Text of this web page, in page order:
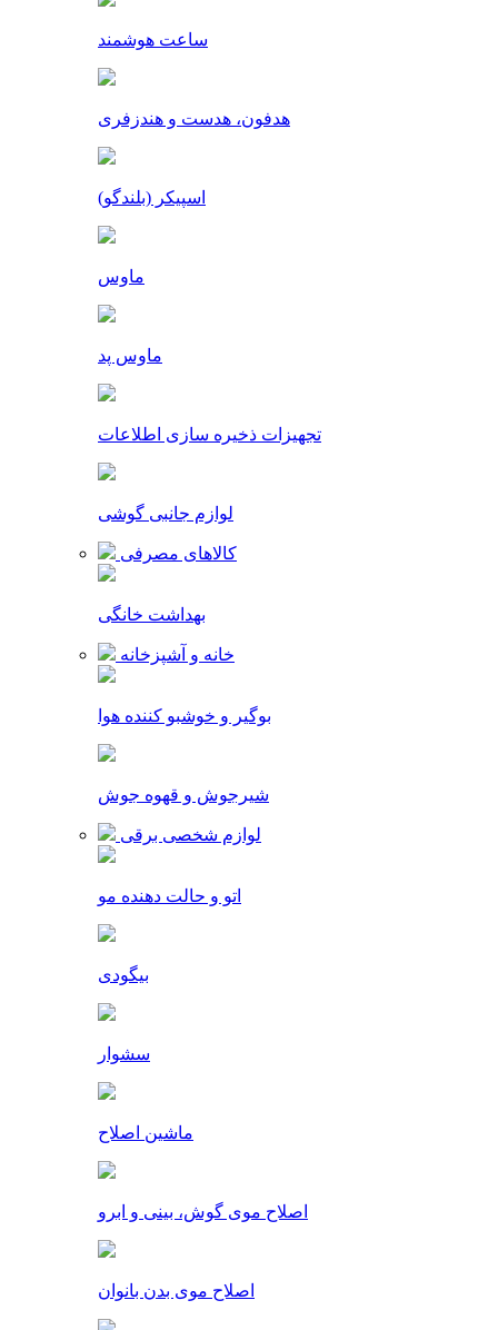
ساعت هوشمند
هدفون، هدست و هندزفری
اسپیکر (بلندگو)
ماوس
ماوس پد
تجهیزات ذخیره سازی اطلاعات
لوازم جانبی گوشی
کالاهای مصرفی
بهداشت خانگی
خانه و آشپزخانه
بوگیر و خوشبو کننده هوا
شیرجوش و قهوه جوش
لوازم شخصی برقی
اتو و حالت دهنده مو
بیگودی
سشوار
ماشین اصلاح
اصلاح موی گوش، بینی و ابرو
اصلاح موی بدن بانوان